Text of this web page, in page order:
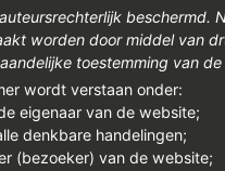
worden door middel van
toestemming van de
wordt verstaan onder:
eigenaar van de website;
denkbare handelingen;
(bezoeker) van de website;